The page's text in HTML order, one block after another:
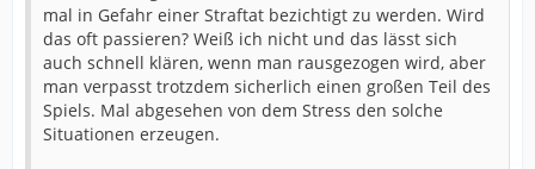
mal in Gefahr einer Straftat bezichtigt zu werden. Wird
das oft passieren? Weiß ich nicht und das lässt sich
auch schnell klären, wenn man rausgezogen wird, aber
man verpasst trotzdem sicherlich einen großen Teil des
Spiels. Mal abgesehen von dem Stress den solche
Situationen erzeugen.